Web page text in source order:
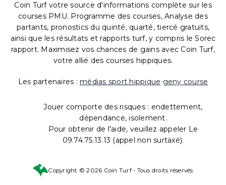
Coin Turf votre source d'informations complète sur les
courses PMU. Programme des courses, Analyse des
partants, pronostics du quinté, quarté, tiercé gratuits,
ainsi que les résultats et rapports turf, y compris le Sorec
rapport. Maximisez vos chances de gains avec Coin Turf,
votre allié des courses hippiques.
Les partenaires : médias sport hippique geny course
Jouer comporte des risques : endettement,
dépendance, isolement.
Pour obtenir de l'aide, veuillez appeler Le
09.74.75.13.13 (appel non surtaxé).
Copyright © 2026 Coin Turf - Tous droits réservés